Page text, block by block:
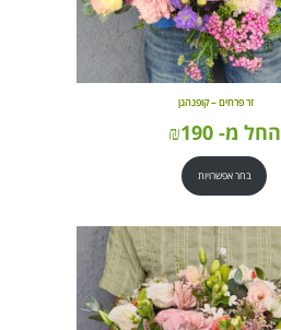
זר פרחים – קופנהגן
החל מ- ₪190
בחר אפשרויות